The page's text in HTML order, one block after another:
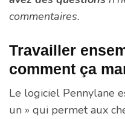
commentaires.
Travailler
comment ça
Le logiciel Pennylane
un » qui permet aux